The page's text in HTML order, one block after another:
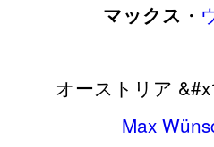
マックス ・
オーストリア
Max